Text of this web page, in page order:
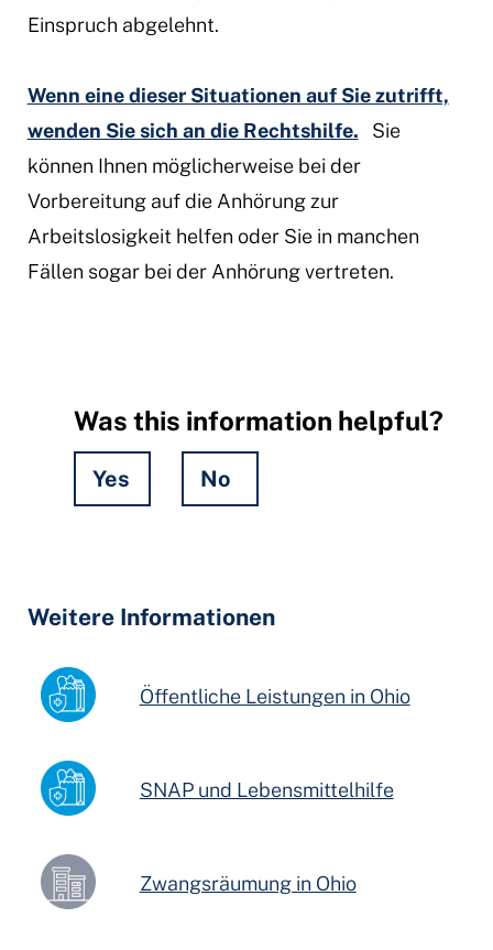
Einspruch abgelehnt.
Wenn eine dieser Situationen auf Sie zutrifft,
wenden Sie sich an die Rechtshilfe.
Sie
können Ihnen möglicherweise bei der
Vorbereitung auf die Anhörung zur
Arbeitslosigkeit helfen oder Sie in manchen
Fällen sogar bei der Anhörung vertreten.
Was this information helpful?
Yes No
Weitere Informationen
Öffentliche Leistungen in Ohio
SNAP und Lebensmittelhilfe
Zwangsräumung in Ohio